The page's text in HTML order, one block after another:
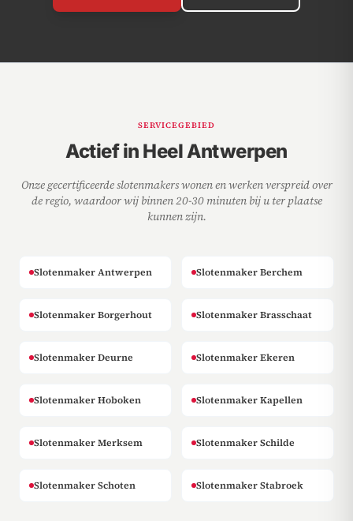
SERVICEGEBIED
Actief in Heel Antwerpen
Onze gecertificeerde slotenmakers wonen en werken verspreid over
de regio, waardoor wij binnen 20-30 minuten bij u ter plaatse
kunnen zijn.
Slotenmaker Antwerpen Slotenmaker Berchem
Slotenmaker Borgerhout Slotenmaker Brasschaat
Slotenmaker Deurne Slotenmaker Ekeren
Slotenmaker Hoboken Slotenmaker Kapellen
Slotenmaker Merksem Slotenmaker Schilde
Slotenmaker Schoten Slotenmaker Stabroek